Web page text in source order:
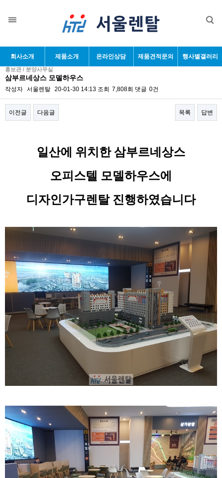
회사소개 제품소개 온라인상담 제품견적문의 행사별갤러리
홍보관 / 분양사무실
삼부르네상스 모델하우스
작성자 서울렌탈 20-01-30 14:13 조회 7,808회 댓글 0건
이전글 다음글 목록 답변
일산에 위치한 삼부르네상스
오피스텔 모델하우스에
디자인가구렌탈 진행하였습니다